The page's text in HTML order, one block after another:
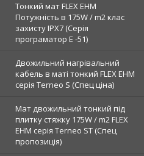
Тонкий мат FLEX EHM
Потужність в 175W / m2 клас
захисту IPX7 (Серія
програматор Е -51)
Двожильний нагрівальний
кабель в маті тонкий FLEX EHM
серія Terneo S (Спец ціна)
Мат двожильний тонкий під
плитку стяжку 175W / m2 FLEX
EHM серія Terneo SТ (Спец
пропозиція)